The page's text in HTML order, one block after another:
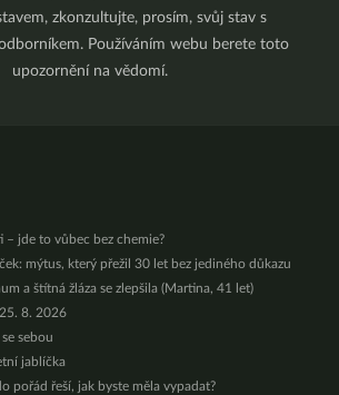
zkonzultujte, prosím, svůj stav s
Používáním webu berete toto
upozornění na vědomí.
– jde to vůbec bez chemie?
mýtus, který přežil 30 let bez jediného důkazu
a štítná žláza se zlepšila (Martina, 41 let)
8. 2026
sebou
jablíčka
pořád řeší, jak byste měla vypadat?